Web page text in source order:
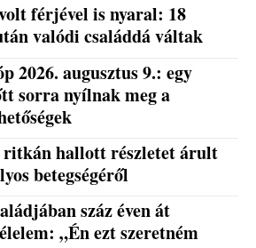
férjével is nyaral: 18
valódi családdá váltak
2026. augusztus 9.: egy
sorra nyílnak meg a
hallott részletet árult
betegségéről
száz éven át
„Én ezt szeretném